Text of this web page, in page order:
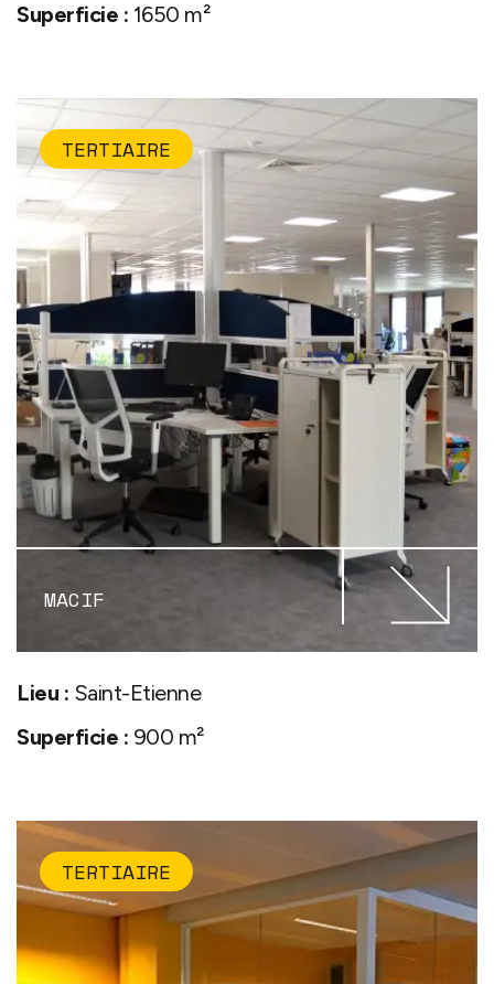
Superficie : 1650 m²
TERTIAIRE
MACIF
Lieu : Saint-Etienne
Superficie : 900 m²
TERTIAIRE